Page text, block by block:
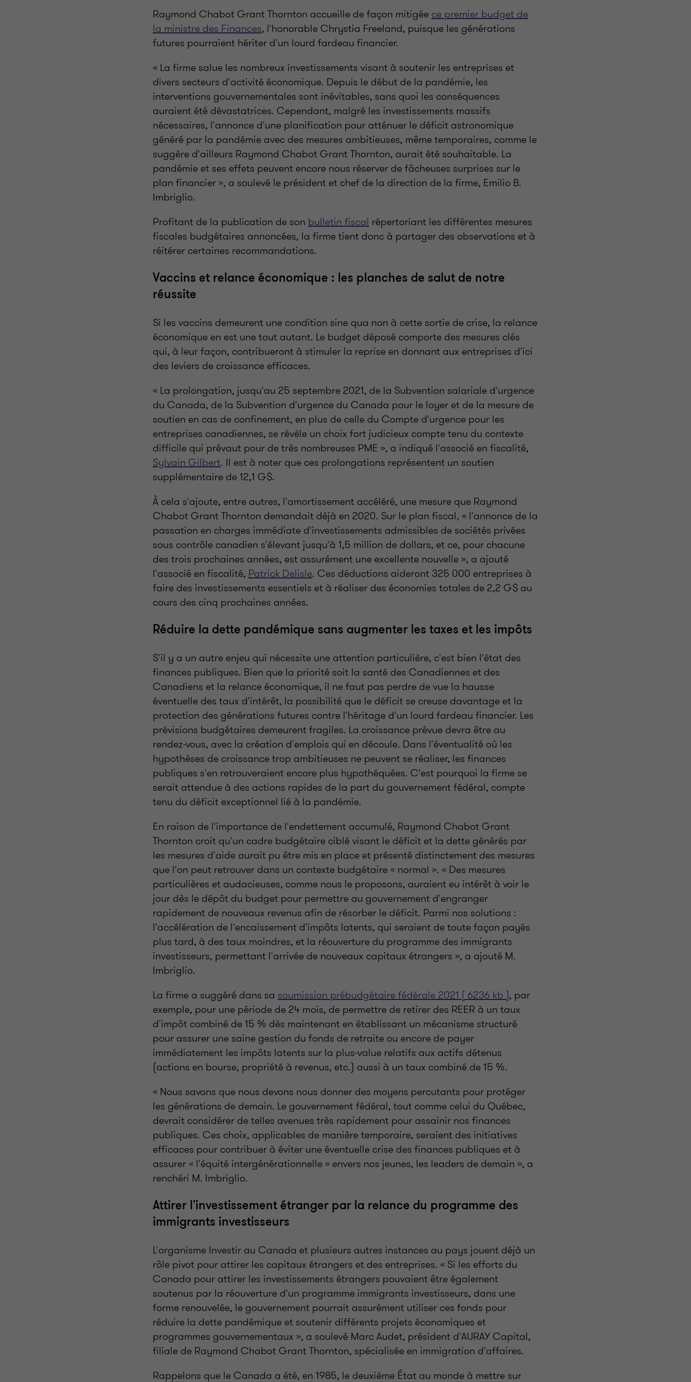
Raymond Chabot Grant Thornton accueille de façon mitigée ce premier budget de
la ministre des Finances, l'honorable Chrystia Freeland, puisque les générations
futures pourraient hériter d'un lourd fardeau financier.
« La firme salue les nombreux investissements visant à soutenir les entreprises et
divers secteurs d'activité économique. Depuis le début de la pandémie, les
interventions gouvernementales sont inévitables, sans quoi les conséquences
auraient été dévastatrices. Cependant, malgré les investissements massifs
nécessaires, l'annonce d'une planification pour atténuer le déficit astronomique
généré par la pandémie avec des mesures ambitieuses, même temporaires, comme le
suggère d'ailleurs Raymond Chabot Grant Thornton, aurait été souhaitable. La
pandémie et ses effets peuvent encore nous réserver de fâcheuses surprises sur le
plan financier », a soulevé le président et chef de la direction de la firme, Emilio B.
Imbriglio.
Profitant de la publication de son bulletin fiscal répertoriant les différentes mesures
fiscales budgétaires annoncées, la firme tient donc à partager des observations et à
réitérer certaines recommandations.
Vaccins et relance économique : les planches de salut de notre
réussite
Si les vaccins demeurent une condition sine qua non à cette sortie de crise, la relance
économique en est une tout autant. Le budget déposé comporte des mesures clés
qui, à leur façon, contribueront à stimuler la reprise en donnant aux entreprises d'ici
des leviers de croissance efficaces.
« La prolongation, jusqu'au 25 septembre 2021, de la Subvention salariale d'urgence
du Canada, de la Subvention d'urgence du Canada pour le loyer et de la mesure de
soutien en cas de confinement, en plus de celle du Compte d'urgence pour les
entreprises canadiennes, se révèle un choix fort judicieux compte tenu du contexte
difficile qui prévaut pour de très nombreuses PME », a indiqué l'associé en fiscalité,
Sylvain Gilbert. Il est à noter que ces prolongations représentent un soutien
supplémentaire de 12,1 G$.
À cela s'ajoute, entre autres, l'amortissement accéléré, une mesure que Raymond
Chabot Grant Thornton demandait déjà en 2020. Sur le plan fiscal, « l'annonce de la
passation en charges immédiate d'investissements admissibles de sociétés privées
sous contrôle canadien s'élevant jusqu'à 1,5 million de dollars, et ce, pour chacune
des trois prochaines années, est assurément une excellente nouvelle », a ajouté
l'associé en fiscalité, Patrick Delisle. Ces déductions aideront 325 000 entreprises à
faire des investissements essentiels et à réaliser des économies totales de 2,2 G$ au
cours des cinq prochaines années.
Réduire la dette pandémique sans augmenter les taxes et les impôts
S'il y a un autre enjeu qui nécessite une attention particulière, c'est bien l'état des
finances publiques. Bien que la priorité soit la santé des Canadiennes et des
Canadiens et la relance économique, il ne faut pas perdre de vue la hausse
éventuelle des taux d'intérêt, la possibilité que le déficit se creuse davantage et la
protection des générations futures contre l'héritage d'un lourd fardeau financier. Les
prévisions budgétaires demeurent fragiles. La croissance prévue devra être au
rendez-vous, avec la création d'emplois qui en découle. Dans l'éventualité où les
hypothèses de croissance trop ambitieuses ne peuvent se réaliser, les finances
publiques s'en retrouveraient encore plus hypothéquées. C'est pourquoi la firme se
serait attendue à des actions rapides de la part du gouvernement fédéral, compte
tenu du déficit exceptionnel lié à la pandémie.
En raison de l'importance de l'endettement accumulé, Raymond Chabot Grant
Thornton croit qu'un cadre budgétaire ciblé visant le déficit et la dette générés par
les mesures d'aide aurait pu être mis en place et présenté distinctement des mesures
que l'on peut retrouver dans un contexte budgétaire « normal ». « Des mesures
particulières et audacieuses, comme nous le proposons, auraient eu intérêt à voir le
jour dès le dépôt du budget pour permettre au gouvernement d'engranger
rapidement de nouveaux revenus afin de résorber le déficit. Parmi nos solutions :
l'accélération de l'encaissement d'impôts latents, qui seraient de toute façon payés
plus tard, à des taux moindres, et la réouverture du programme des immigrants
investisseurs, permettant l'arrivée de nouveaux capitaux étrangers », a ajouté M.
Imbriglio.
La firme a suggéré dans sa soumission prébudgétaire fédérale 2021 [ 6236 kb ], par
exemple, pour une période de 24 mois, de permettre de retirer des REER à un taux
d'impôt combiné de 15 % dès maintenant en établissant un mécanisme structuré
pour assurer une saine gestion du fonds de retraite ou encore de payer
immédiatement les impôts latents sur la plus-value relatifs aux actifs détenus
(actions en bourse, propriété à revenus, etc.) aussi à un taux combiné de 15 %.
« Nous savons que nous devons nous donner des moyens percutants pour protéger
les générations de demain. Le gouvernement fédéral, tout comme celui du Québec,
devrait considérer de telles avenues très rapidement pour assainir nos finances
publiques. Ces choix, applicables de manière temporaire, seraient des initiatives
efficaces pour contribuer à éviter une éventuelle crise des finances publiques et à
assurer « l'équité intergénérationnelle » envers nos jeunes, les leaders de demain », a
renchéri M. Imbriglio.
Attirer l'investissement étranger par la relance du programme des
immigrants investisseurs
L'organisme Investir au Canada et plusieurs autres instances au pays jouent déjà un
rôle pivot pour attirer les capitaux étrangers et des entreprises. « Si les efforts du
Canada pour attirer les investissements étrangers pouvaient être également
soutenus par la réouverture d'un programme immigrants investisseurs, dans une
forme renouvelée, le gouvernement pourrait assurément utiliser ces fonds pour
réduire la dette pandémique et soutenir différents projets économiques et
programmes gouvernementaux », a soulevé Marc Audet, président d'AURAY Capital,
filiale de Raymond Chabot Grant Thornton, spécialisée en immigration d'affaires.
Rappelons que le Canada a été, en 1985, le deuxième État au monde à mettre sur